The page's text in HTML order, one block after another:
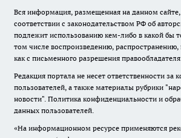
Вся информация, размещенная на данном сайте,
соответствии с законодательством РФ об
подлежит использованию кем-либо в какой бы
том числе воспроизведению, распространению,
как с письменного разрешения
Редакция портала не несет ответственности за
пользователей, а также материалы рубрики
новости". Политика конфиденциальности и
данных пользователей.
«На информационном ресурсе применяются